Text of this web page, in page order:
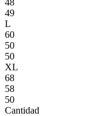
49
L
60
50
50
XL
68
58
50
Cantidad